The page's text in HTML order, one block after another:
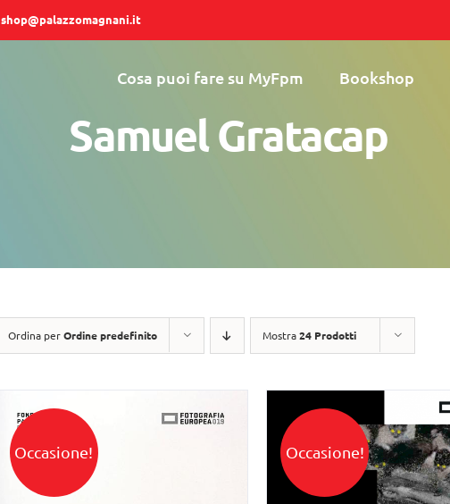
shop@palazzomagnani.it
Cosa puoi fare su MyFpm Bookshop
Samuel Gratacap
Ordina perOrdine predefinito Mostra24 Prodotti
Occasione! Occasione!